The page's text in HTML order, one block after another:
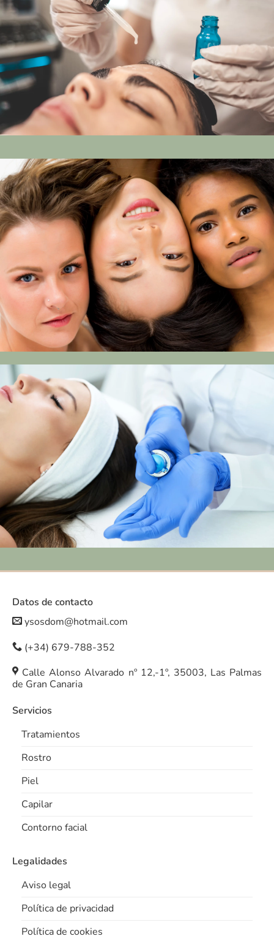
Datos de contacto
ysosdom@hotmail.com
(+34) 679-788-352
Calle Alonso Alvarado nº 12,-1º, 35003, Las Palmas
de Gran Canaria
Servicios
Tratamientos
Rostro
Piel
Capilar
Contorno facial
Legalidades
Aviso legal
Política de privacidad
Política de cookies